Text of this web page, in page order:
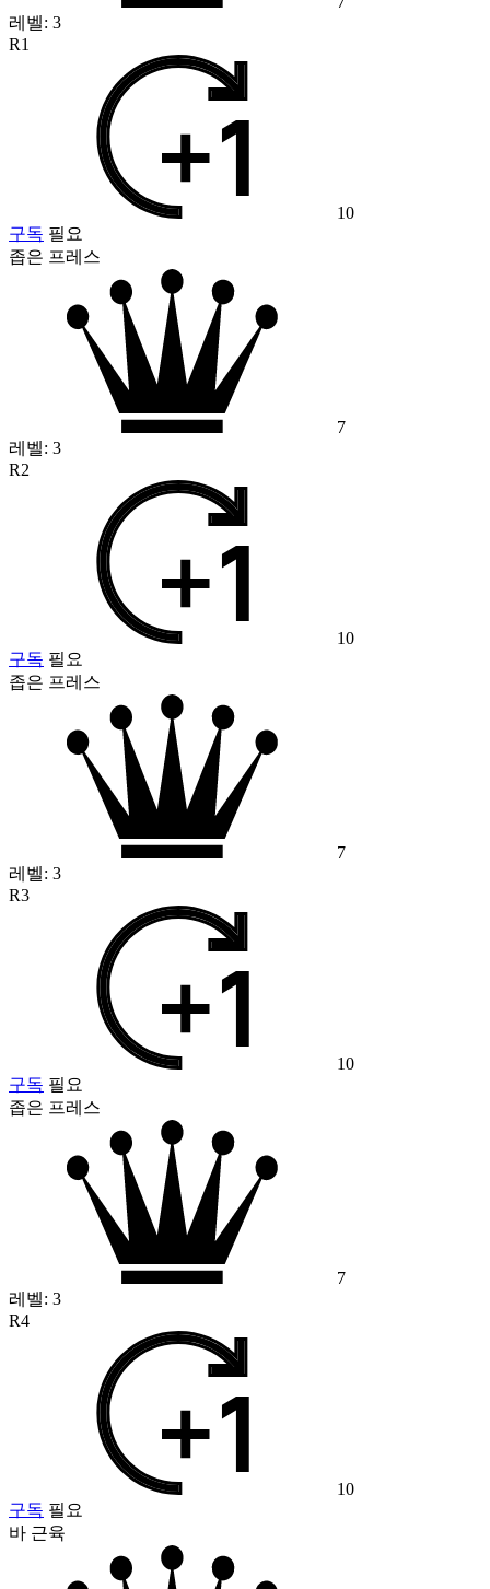
레벨: 3
R1
10
구독 필요
좁은 프레스
7
레벨: 3
R2
10
구독 필요
좁은 프레스
7
레벨: 3
R3
10
구독 필요
좁은 프레스
7
레벨: 3
R4
10
구독 필요
바 근육